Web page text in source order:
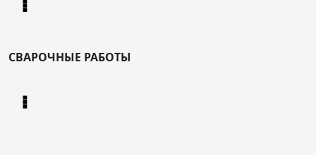
СВАРОЧНЫЕ РАБОТЫ